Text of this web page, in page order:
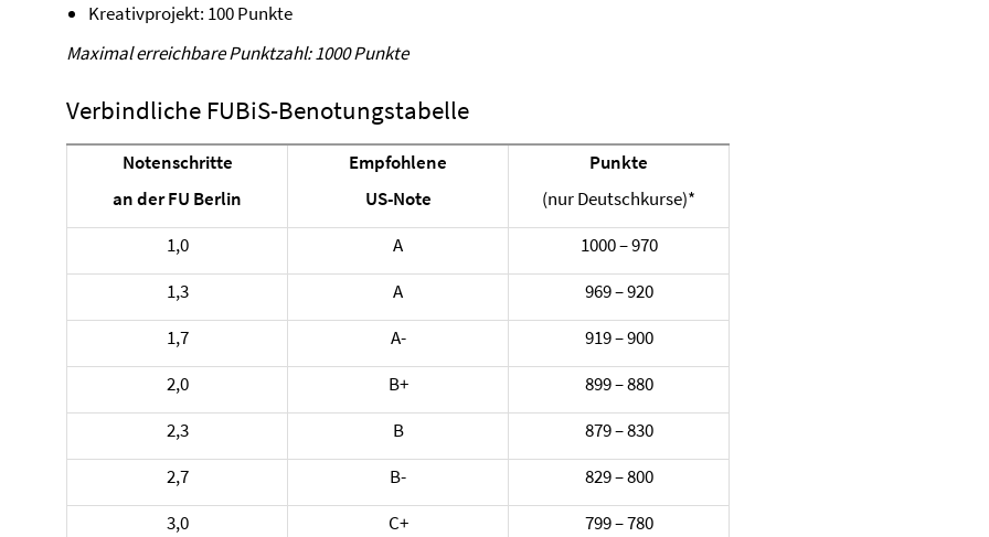
Kreativprojekt: 100 Punkte
Maximal erreichbare Punktzahl: 1000 Punkte
Verbindliche FUBiS-Benotungstabelle
Notenschritte
an der FU Berlin
Empfohlene
US-Note
Punkte
(nur Deutschkurse)*
1,0
A
1000 – 970
1,3
A
969 – 920
1,7
A-
919 – 900
2,0
B+
899 – 880
2,3
B
879 – 830
2,7
B-
829 – 800
3,0
C+ 799 – 780